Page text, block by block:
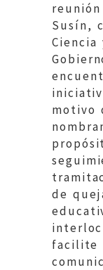
Susín,
motivo
de
facilite